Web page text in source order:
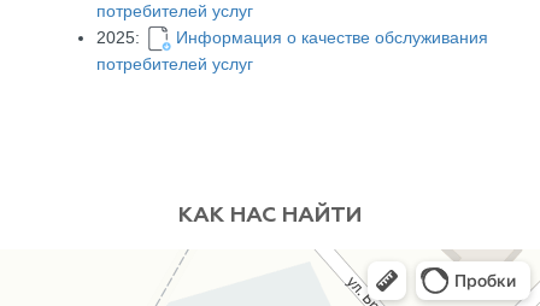
потребителей услуг
2025:
Информация о качестве обслуживания
потребителей услуг
КАК НАС НАЙТИ